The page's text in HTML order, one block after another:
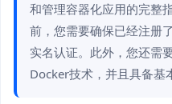
和管理容器化应用的完整
前，您需要确保已经注册
实名认证。此外，您还需
Docker技术，并且具备基